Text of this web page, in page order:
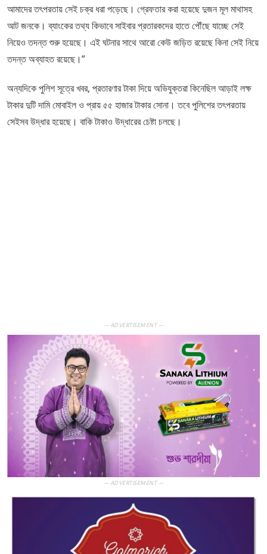
আমাদের তৎপরতায় সেই চক্র ধরা পড়েছে। গ্রেফতার করা হয়েছে দুজন মূল মাথাসহ
আট জনকে। ব্যাংকের তথ্য কিভাবে সাইবার প্রতারকদের হাতে পৌঁছে যাচ্ছে সেই
নিয়েও তদন্ত শুরু হয়েছে। এই ঘটনার সাথে আরো কেউ জড়িত রয়েছে কিনা সেই নিয়ে
তদন্ত অব্যাহত রয়েছে।”
অন্যদিকে পুলিশ সূত্রে খবর, প্রতারণার টাকা দিয়ে অভিযুক্তরা কিনেছিল আড়াই লক্ষ
টাকার দুটি দামি মোবাইল ও প্রায় ৫৫ হাজার টাকার সোনা। তবে পুলিশের তৎপরতায়
সেইসব উদ্ধার হয়েছে। বাকি টাকাও উদ্ধারের চেষ্টা চলছে।
— ADVERTISEMENT —
— ADVERTISEMENT —